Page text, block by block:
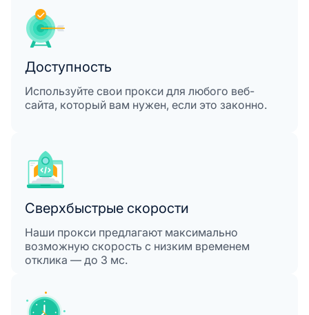
Доступность
Используйте свои прокси для любого веб-
сайта, который вам нужен, если это законно.
Сверхбыстрые скорости
Наши прокси предлагают максимально
возможную скорость с низким временем
отклика — до 3 мс.